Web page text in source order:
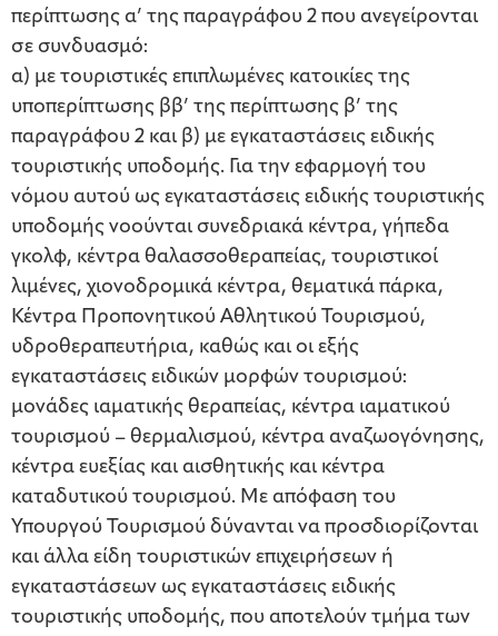
περίπτωσης α’ της παραγράφου 2 που ανεγείρονται
σε συνδυασμό:
α) με τουριστικές επιπλωμένες κατοικίες της
υποπερίπτωσης ββ’ της περίπτωσης β’ της
παραγράφου 2 και β) με εγκαταστάσεις ειδικής
τουριστικής υποδομής. Για την εφαρμογή του
νόμου αυτού ως εγκαταστάσεις ειδικής τουριστικής
υποδομής νοούνται συνεδριακά κέντρα, γήπεδα
γκολφ, κέντρα θαλασσοθεραπείας, τουριστικοί
λιμένες, χιονοδρομικά κέντρα, θεματικά πάρκα,
Κέντρα Προπονητικού Αθλητικού Τουρισμού,
υδροθεραπευτήρια, καθώς και οι εξής
εγκαταστάσεις ειδικών μορφών τουρισμού:
μονάδες ιαματικής θεραπείας, κέντρα ιαματικού
τουρισμού – θερμαλισμού, κέντρα αναζωογόνησης,
κέντρα ευεξίας και αισθητικής και κέντρα
καταδυτικού τουρισμού. Με απόφαση του
Υπουργού Τουρισμού δύνανται να προσδιορίζονται
και άλλα είδη τουριστικών επιχειρήσεων ή
εγκαταστάσεων ως εγκαταστάσεις ειδικής
τουριστικής υποδομής, που αποτελούν τμήμα των